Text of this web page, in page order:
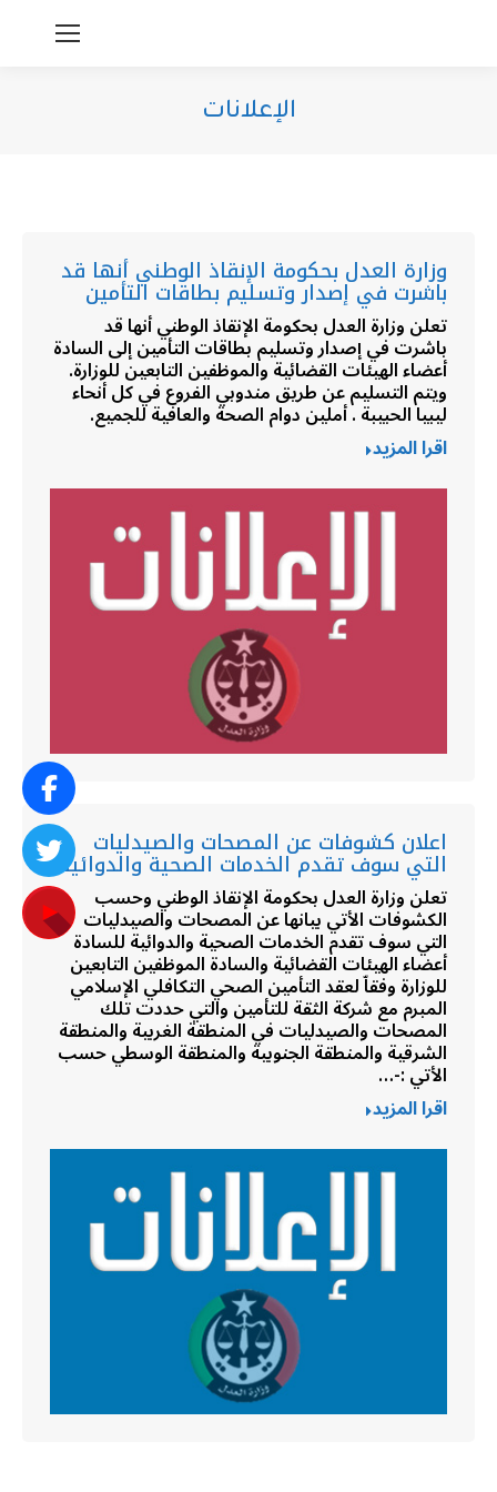
الإعلانات
وزارة العدل بحكومة الإنقاذ الوطني أنها قد
باشرت في إصدار وتسليم بطاقات التأمين
تعلن وزارة العدل بحكومة الإنقاذ الوطني أنها قد
باشرت في إصدار وتسليم بطاقات التأمين إلى السادة
أعضاء الهيئات القضائية والموظفين التابعين للوزارة.
ويتم التسليم عن طريق مندوبي الفروع في كل أنحاء
ليبيا الحبيبة . أملين دوام الصحة والعافية للجميع.
اقرا المزيد
اعلان كشوفات عن المصحات والصيدليات
التي سوف تقدم الخدمات الصحية والدوائية
تعلن وزارة العدل بحكومة الإنقاذ الوطني وحسب
الكشوفات الأتي بيانها عن المصحات والصيدليات
التي سوف تقدم الخدمات الصحية والدوائية للسادة
أعضاء الهيئات القضائية والسادة الموظفين التابعين
للوزارة وفقاّ لعقد التأمين الصحي التكافلي الإسلامي
المبرم مع شركة الثقة للتأمين والتي حددت تلك
المصحات والصيدليات في المنطقة الغربية والمنطقة
الشرقية والمنطقة الجنوبية والمنطقة الوسطي حسب
الأتي :-…
اقرا المزيد